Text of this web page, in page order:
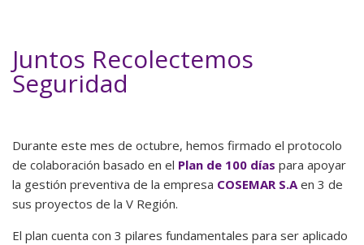
Juntos Recolectemos
Seguridad
Durante este mes de octubre, hemos firmado el protocolo
de colaboración basado en el Plan de 100 días para apoyar
la gestión preventiva de la empresa COSEMAR S.A en 3 de
sus proyectos de la V Región.
El plan cuenta con 3 pilares fundamentales para ser aplicado